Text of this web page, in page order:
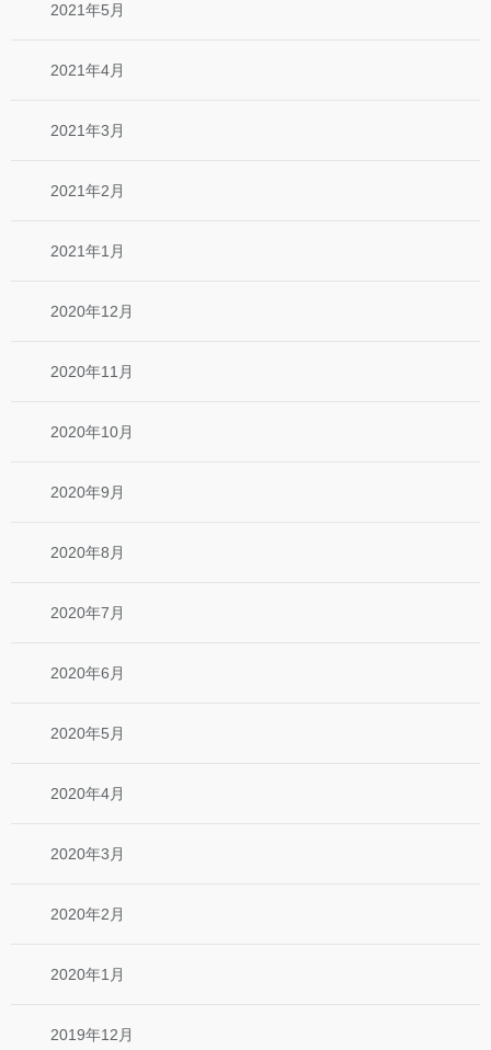
2021年5月
2021年4月
2021年3月
2021年2月
2021年1月
2020年12月
2020年11月
2020年10月
2020年9月
2020年8月
2020年7月
2020年6月
2020年5月
2020年4月
2020年3月
2020年2月
2020年1月
2019年12月